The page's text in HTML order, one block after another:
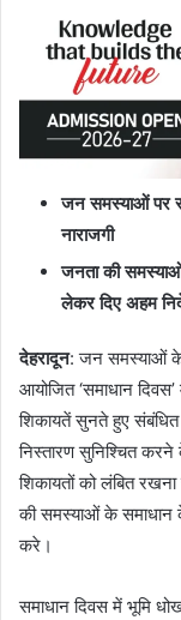
जन समस्याओं पर
नाराजगी
जनता की
लेकर दिए अहम
देहरादून: जन समस्याओं के
आयोजित ‘समाधान
शिकायतें सुनते हुए संबंधित
निस्तारण सुनिश्चित करने
शिकायतों को लंबित रखना
की समस्याओं के समाधान
करे।
समाधान दिवस में भूमि